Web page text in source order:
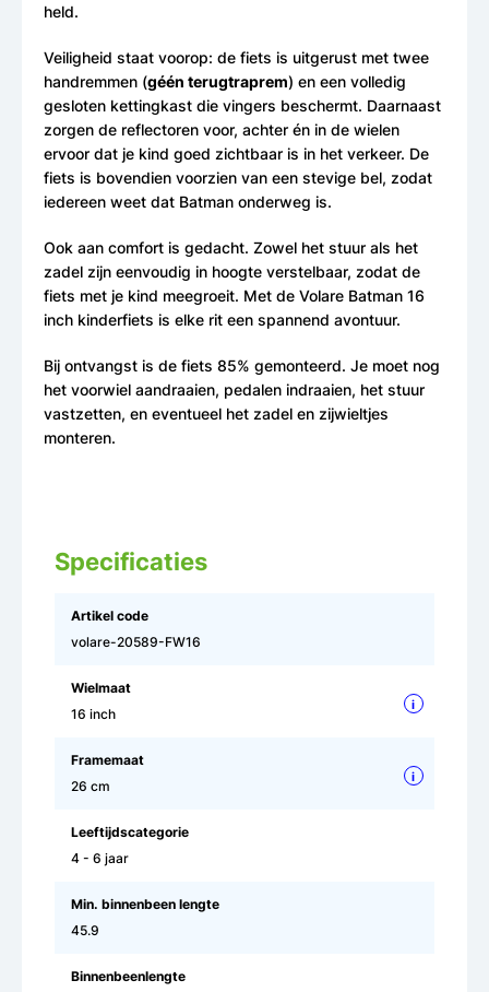
held.
Veiligheid staat voorop: de fiets is uitgerust met twee
handremmen (géén terugtraprem) en een volledig
gesloten kettingkast die vingers beschermt. Daarnaast
zorgen de reflectoren voor, achter én in de wielen
ervoor dat je kind goed zichtbaar is in het verkeer. De
fiets is bovendien voorzien van een stevige bel, zodat
iedereen weet dat Batman onderweg is.
Ook aan comfort is gedacht. Zowel het stuur als het
zadel zijn eenvoudig in hoogte verstelbaar, zodat de
fiets met je kind meegroeit. Met de Volare Batman 16
inch kinderfiets is elke rit een spannend avontuur.
Bij ontvangst is de fiets 85% gemonteerd. Je moet nog
het voorwiel aandraaien, pedalen indraaien, het stuur
vastzetten, en eventueel het zadel en zijwieltjes
monteren.
Specificaties
Artikel code
volare-20589-FW16
Wielmaat
16 inch
i
Framemaat
26 cm
i
Leeftijdscategorie
4 - 6 jaar
Min. binnenbeen lengte
45.9
Binnenbeenlengte